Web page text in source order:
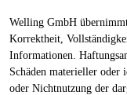
Welling GmbH
Korrektheit,
Informationen.
Schäden materieller oder
oder Nichtnutzung der